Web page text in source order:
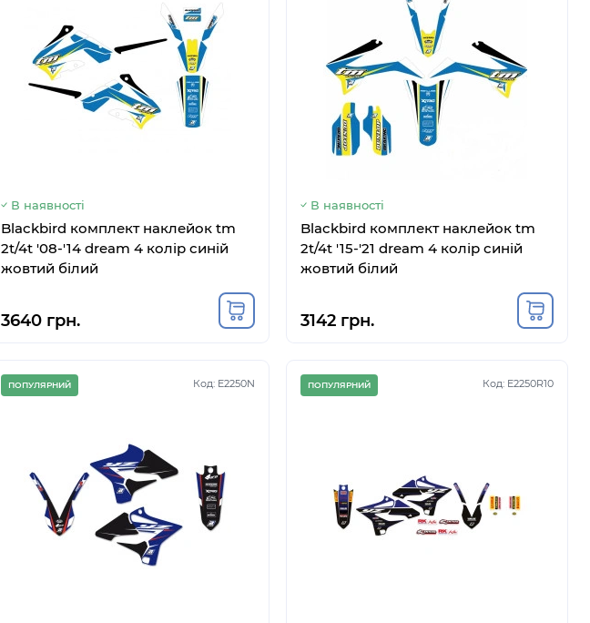
В наявності
Blackbird комплект наклейок tm
2t/4t '08-'14 dream 4 колір синій
жовтий білий
3640 грн.
В наявності
Blackbird комплект наклейок tm
2t/4t '15-'21 dream 4 колір синій
жовтий білий
3142 грн.
Код: E2250N
ПОПУЛЯРНИЙ Код: E2250R10
ПОПУЛЯРНИЙ